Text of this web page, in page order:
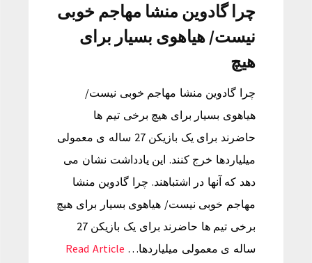
چرا گادوین منشا مهاجم خوبی
نیست/ هیاهوی بسیار برای
هیچ
چرا گادوین منشا مهاجم خوبی نیست/
هیاهوی بسیار برای هیچ برخی تیم ها
حاضرند برای یک بازیکن 27 ساله ی معمولی
میلیاردها خرج کنند. این یادداشت نشان می
دهد که آنها در اشتباهند. چرا گادوین منشا
مهاجم خوبی نیست/ هیاهوی بسیار برای هیچ
برخی تیم ها حاضرند برای یک بازیکن 27
ساله ی معمولی میلیاردها… Read Article